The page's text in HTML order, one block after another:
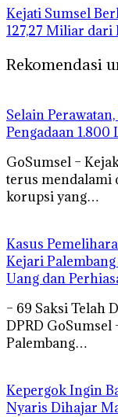
Kejati Sumsel
127,27 Miliar dari
Rekomendasi
Selain
Pengadaan 1.800
GoSumsel –
terus mendalami
korupsi yang…
Kasus
Kejari
Uang dan
– 69 Saksi Telah
DPRD GoSumsel
Palembang…
Kepergok Ingin
Nyaris Dihajar